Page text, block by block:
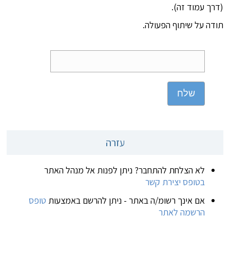
(דרך עמוד זה).
תודה על שיתוף הפעולה.
שלח
עזרה
לא הצלחת להתחבר? ניתן לפנות אל מנהל האתר
בטופס יצירת קשר
אם אינך רשומ/ה באתר - ניתן להרשם באמצעות טופס
הרשמה לאתר